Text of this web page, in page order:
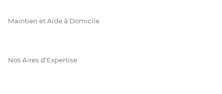
Maintien et Aide à Domicile
Nos Aires d'Expertise